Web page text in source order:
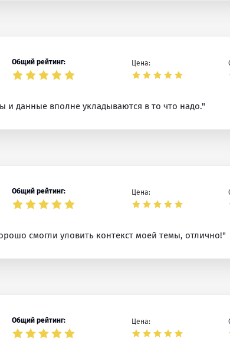
Общий рейтинг: Цена:
и данные вполне укладываются в то что надо."
Общий рейтинг: Цена:
смогли уловить контекст моей темы, отлично!"
Общий рейтинг: Цена: